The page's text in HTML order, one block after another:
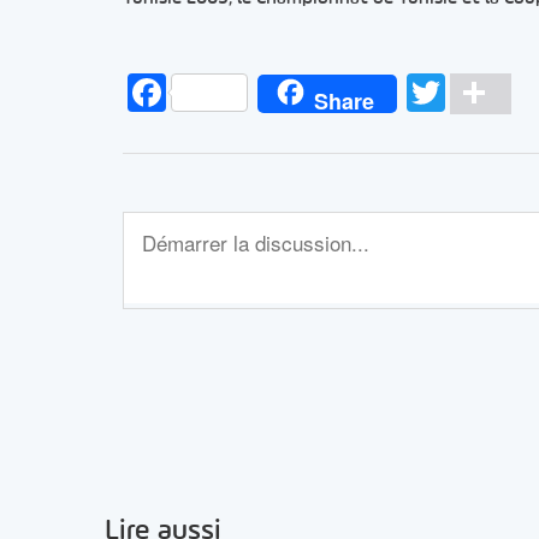
FacebookShare Twitter
Lire aussi